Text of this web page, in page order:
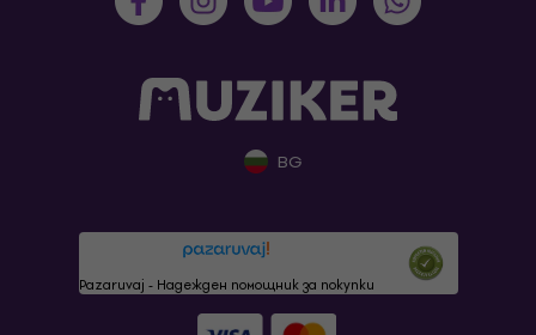
BG
Pazaruvaj - Надежден помощник за покупки